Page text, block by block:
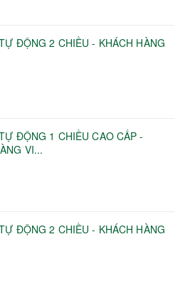
ĐỘNG 2 CHIỀU - KHÁCH HÀNG
ĐỘNG 1 CHIỀU CAO CẤP -
VI...
ĐỘNG 2 CHIỀU - KHÁCH HÀNG